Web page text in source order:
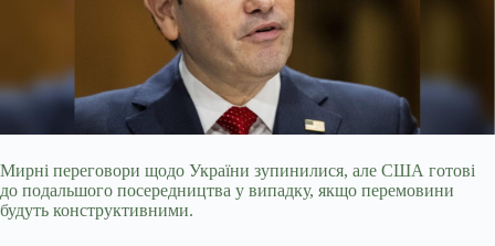
Мирні переговори щодо України зупинилися, але США готові
до подальшого посередництва у випадку, якщо перемовини
будуть конструктивними.